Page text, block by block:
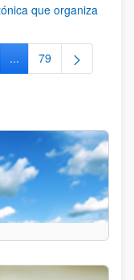
que organiza
TAB para desplazarse.
...Páginas intermedias
Página
79